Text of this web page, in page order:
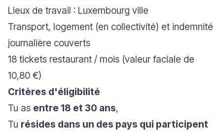
Lieux de travail : Luxembourg ville
Transport, logement (en collectivité) et indemnité
journalière couverts
18 tickets restaurant / mois (valeur faciale de
10,80 €)
Critères d'éligibilité
Tu as entre 18 et 30 ans,
Tu résides dans un des pays qui participent